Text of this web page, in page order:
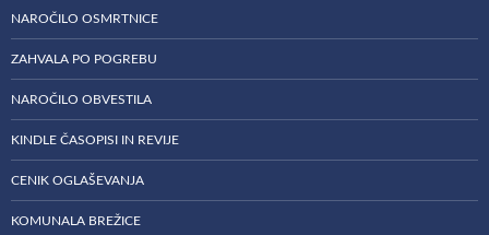
NAROČILO OSMRTNICE
ZAHVALA PO POGREBU
NAROČILO OBVESTILA
KINDLE ČASOPISI IN REVIJE
CENIK OGLAŠEVANJA
KOMUNALA BREŽICE